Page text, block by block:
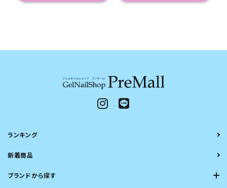
ランキング
新着商品
ブランドから探す